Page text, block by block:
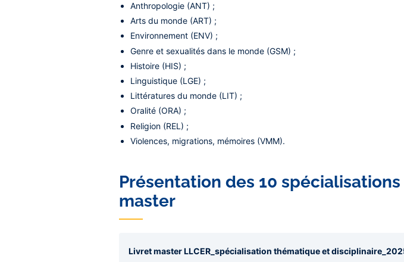
Anthropologie (ANT) ;
Arts du monde (ART) ;
Environnement (ENV) ;
Genre et sexualités dans le monde (GSM) ;
Histoire (HIS) ;
Linguistique (LGE) ;
Littératures du monde (LIT) ;
Oralité (ORA) ;
Religion (REL) ;
Violences, migrations, mémoires (VMM).
Présentation des 10
master
Livret master LLCER_spécialisation thématique et